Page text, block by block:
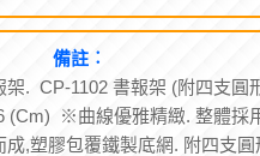
備註︰
架. CP-1102 書報架 (附四支圓
(Cm) ※曲線優雅精緻. 整體採
,塑膠包覆鐵製底網. 附四支圓